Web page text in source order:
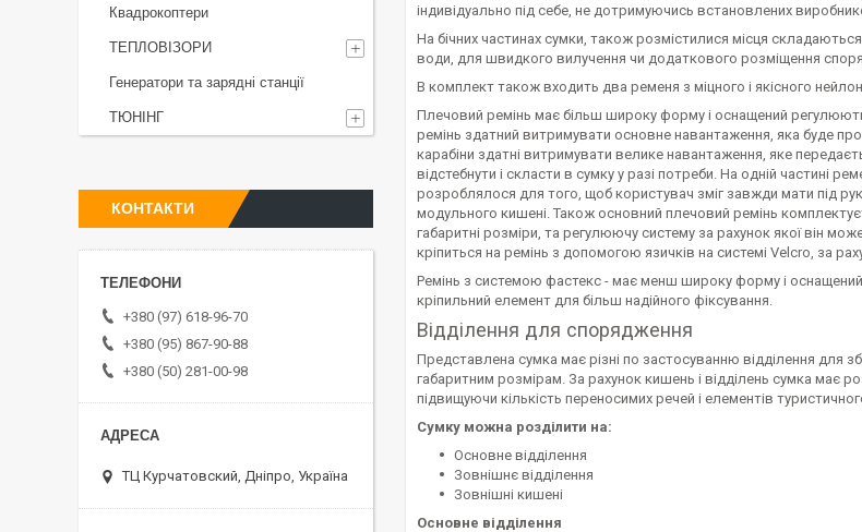
індивідуально під себе, не дотримуючись встановлених
На бічних частинах сумки, також розмістилися місця
води, для швидкого вилучення чи додаткового розміщення
В комплект також входить два ременя з міцного і якісного
Плечовий ремінь має більш широку форму і оснащений
ремінь здатний витримувати основне навантаження, яка буде
карабіни здатні витримувати велике навантаження, яке
відстебнути і скласти в сумку у разі потреби. На одній частині
розроблялося для того, щоб користувач зміг завжди мати під
модульного кишені. Також основний плечовий ремінь
габаритні розміри, та регулюючу систему за рахунок якої він
кріпиться на ремінь з допомогою язичків на системі Velcro, за
Ремінь з системою фастекс - має менш широку форму і
кріпильний елемент для більш надійного фіксування.
Відділення для спорядження
Представлена сумка має різні по застосуванню відділення для
габаритним розмірам. За рахунок кишень і відділень сумка має
підвищуючи кількість переносимих речей і елементів
Сумку можна розділити на:
Основне відділення
Зовнішнє відділення
Зовнішні кишені
Основне відділення
Квадрокоптери
ТЕПЛОВІЗОРИ
Генератори та зарядні станції
ТЮНІНГ
КОНТАКТИ
+380 (97) 618-96-70
+380 (95) 867-90-88
+380 (50) 281-00-98
ТЦ Курчатовский, Дніпро, Україна